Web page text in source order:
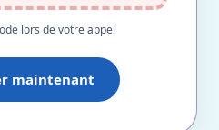
lors de votre appel
maintenant